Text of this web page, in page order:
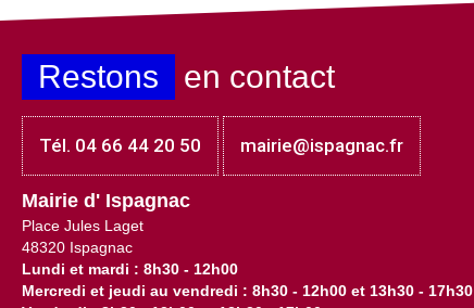
Restons en contact
Tél. 04 66 44 20 50 mairie@ispagnac.fr
Mairie d' Ispagnac
Place Jules Laget
48320 Ispagnac
Lundi et mardi : 8h30 - 12h00
Mercredi et jeudi au vendredi : 8h30 - 12h00 et 13h30 - 17h30